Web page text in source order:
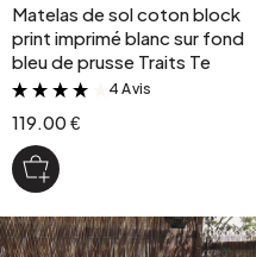
Matelas de sol coton block
print imprimé blanc sur fond
bleu de prusse Traits Te
&
4 Avis
119.00 €